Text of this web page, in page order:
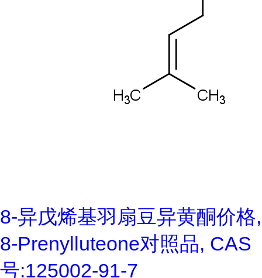
8-异戊烯基羽扇豆异黄酮价格,
8-Prenylluteone对照品, CAS
号:125002-91-7